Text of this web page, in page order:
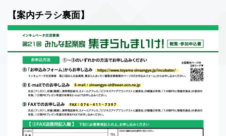
【案内チラシ裏面】